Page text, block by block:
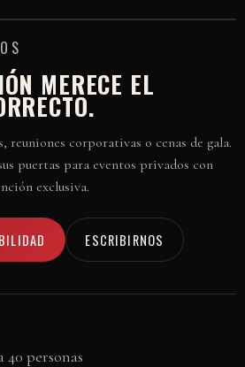
MERECE EL
reuniones corporativas o cenas de gala.
puertas para eventos privados con
exclusiva.
ESCRIBIRNOS
40 personas